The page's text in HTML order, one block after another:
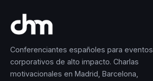
Conferenciantes españoles para eventos
corporativos de alto impacto. Charlas
motivacionales en Madrid, Barcelona,